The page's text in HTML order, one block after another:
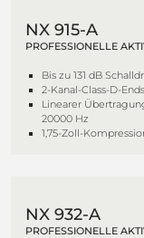
NX 915-A
PROFESSIONELLE
Bis zu 131 dB
2-Kanal-Class-D-
Linearer
20000 Hz
1,75-Zoll-
NX 932-A
PROFESSIONELLE